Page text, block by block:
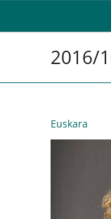
2016/
Euskara